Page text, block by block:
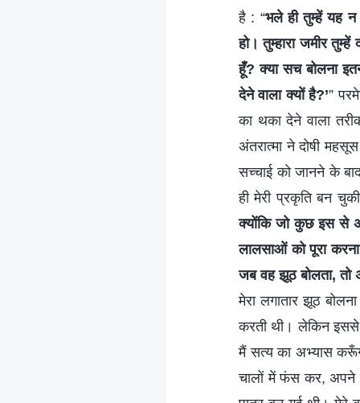
है : “भले ही तुम्हें यह
हो। तुम्हारा जमीर
हूँ? क्या सच बोलना
देने वाला क्यों है?’”
का थका देने वाला
अंतरात्मा ने दोषी
सच्चाई को जानने के
ही मेरी प्रकृति बन
क्योंकि जो कुछ इस से
लालसाओं को पूरा
जब वह झूठ बोलता, तो
मेरा लगातार झूठ
करती थी। लेकिन इससे
मैं सत्य का अभ्यास
चालों में फंस कर, अपने